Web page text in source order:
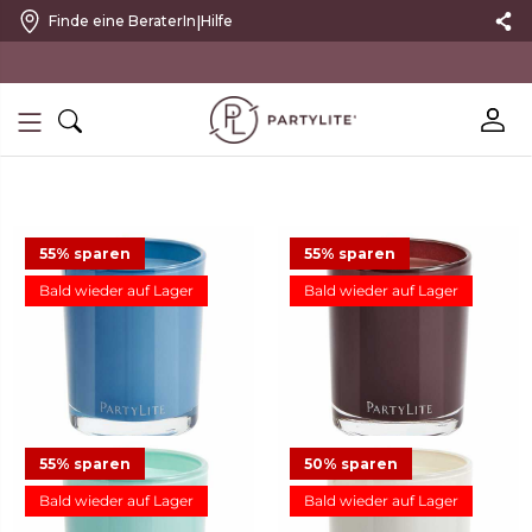
Finde eine BeraterIn|Hilfe
55% sparen
Bald wieder auf Lager
55% sparen
Bald wieder auf Lager
55% sparen
Bald wieder auf Lager
50% sparen
Bald wieder auf Lager